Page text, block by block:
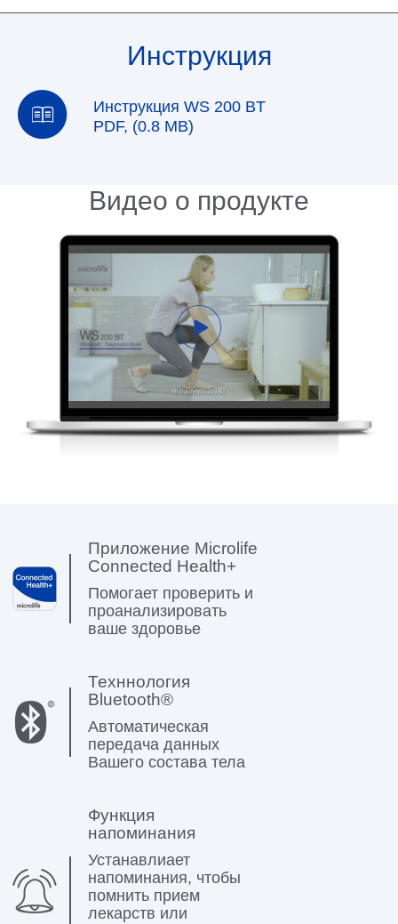
Инструкция
Инструкция WS 200 BT
PDF, (0.8 MB)
Видео о продукте
Приложение Microlife
Connected Health+
Помогает проверить и
проанализировать
ваше здоровье
Техннология
Bluetooth®
Автоматическая
передача данных
Вашего состава тела
Функция
напоминания
Устанавлиает
напоминания, чтобы
помнить прием
лекарств или